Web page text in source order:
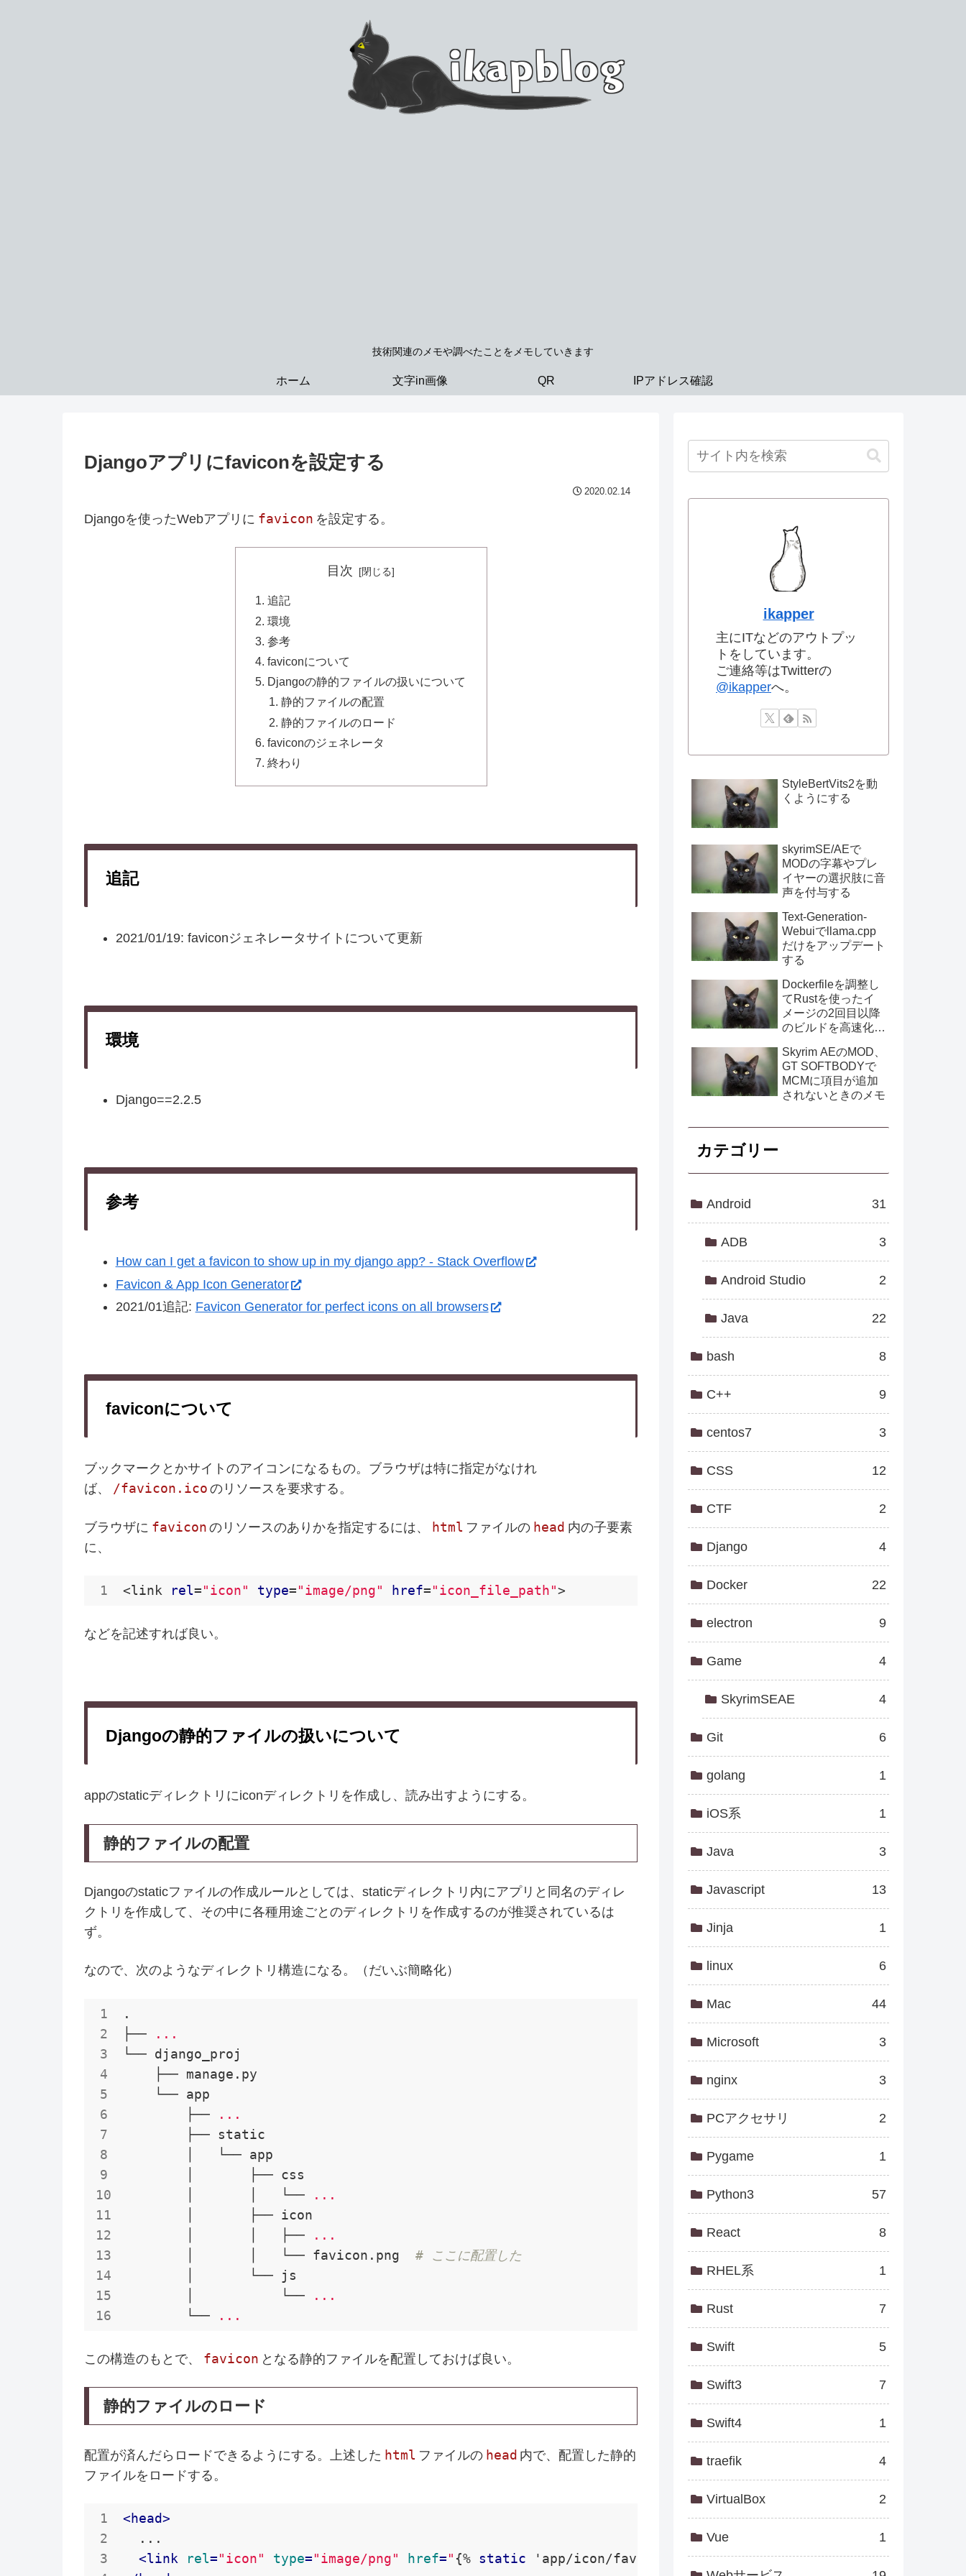
技術関連のメモや調べたことをメモしていきます
ホーム 文字in画像 QR IPアドレス確認
Djangoアプリにfaviconを設定する
2020.02.14
Djangoを使ったWebアプリに favicon を設定する。
目次
追記
環境
参考
faviconについて
Djangoの静的ファイルの扱いについて
静的ファイルの配置
静的ファイルのロード
faviconのジェネレータ
終わり
追記
2021/01/19: faviconジェネレータサイトについて更新
環境
Django==2.2.5
参考
How can I get a favicon to show up in my django app? - Stack Overflow
Favicon & App Icon Generator
2021/01追記: Favicon Generator for perfect icons on all browsers
faviconについて
ブックマークとかサイトのアイコンになるもの。ブラウザは特に指定がなけれ
ば、
/favicon.ico のリソースを要求する。
ブラウザに favicon のリソースのありかを指定するには、 html ファイルの head 内の子要素
に、
<link rel="icon" type="image/png" href="icon_file_path">
などを記述すれば良い。
Djangoの静的ファイルの扱いについて
appのstaticディレクトリにiconディレクトリを作成し、読み出すようにする。
静的ファイルの配置
Djangoのstaticファイルの作成ルールとしては、staticディレクトリ内にアプリと同名のディレ
クトリを作成して、その中に各種用途ごとのディレクトリを作成するのが推奨されているは
ず。
なので、次のようなディレクトリ構造になる。（だいぶ簡略化）
.
├──
...
└── django_proj
    ├── manage.py
    └── app
        ├──
...
        ├── static
        │   └── app
        │       ├── css
        │       │   └──
...
        │       ├── icon
        │       │   ├──
...
        │       │   └── favicon.png
# ここに配置した
        │       └── js
        │           └──
...
        └──
...
この構造のもとで、 favicon となる静的ファイルを配置しておけば良い。
静的ファイルのロード
配置が済んだらロードできるようにする。上述した html ファイルの head 内で、配置した静的
ファイルをロードする。
<head>
  ...
<link rel="icon" type="image/png" href=" {% static 'app/icon/favicon.png' %}">
ikapper
主にITなどのアウトプッ
トをしています。
ご連絡等はTwitterの
@ikapperへ。
StyleBertVits2を動
くようにする
skyrimSE/AEで
MODの字幕やプレ
イヤーの選択肢に音
声を付与する
Text-Generation-
Webuiでllama.cpp
だけをアップデート
する
Dockerfileを調整し
てRustを使ったイ
メージの2回目以降
のビルドを高速化す
Skyrim AEのMOD、
GT SOFTBODYで
MCMに項目が追加
されないときのメモ
カテゴリー
Android 31
ADB 3
Android Studio 2
Java 22
bash 8
C++ 9
centos7 3
CSS 12
CTF 2
Django 4
Docker 22
electron 9
Game 4
SkyrimSEAE 4
Git 6
golang 1
iOS系 1
Java 3
Javascript 13
Jinja 1
linux 6
Mac 44
Microsoft 3
nginx 3
PCアクセサリ 2
Pygame 1
Python3 57
React 8
RHEL系 1
Rust 7
Swift 5
Swift3 7
Swift4 1
traefik 4
VirtualBox 2
Vue 1